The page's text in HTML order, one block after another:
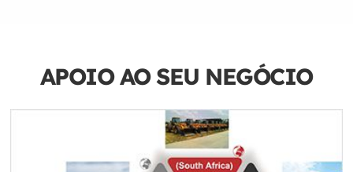
APOIO AO SEU NEGÓCIO